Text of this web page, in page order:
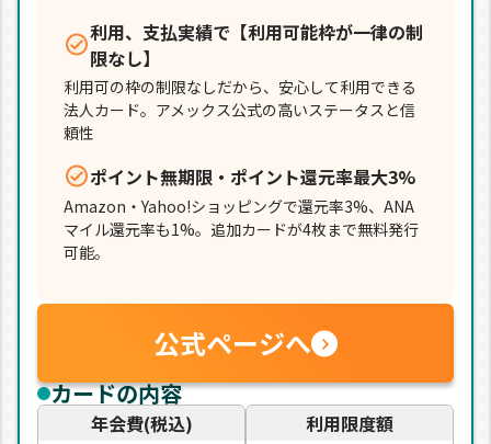
利用、支払実績で【利用可能枠が一律の制
限なし】
利用可の枠の制限なしだから、安心して利用できる
法人カード。アメックス公式の高いステータスと信
頼性
ポイント無期限・ポイント還元率最大3%
Amazon・Yahoo!ショッピングで還元率3%、ANA
マイル還元率も1%。追加カードが4枚まで無料発行
可能。
公式ページへ
カードの内容
年会費(税込)
利用限度額